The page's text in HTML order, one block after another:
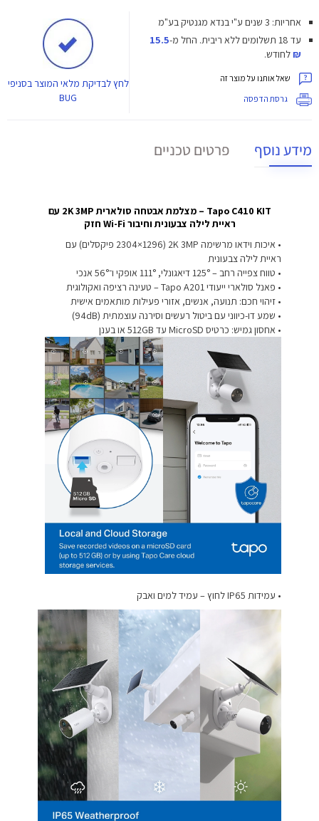
אחריות: 3 שנים ע"י בנדא מגנטיק בע"מ
עד 18 תשלומים ללא ריבית.
החל מ-15.5
₪לחודש.
שאל אותנו על מוצר זה
גרסת הדפסה
לחץלבדיקת מלאי המוצר בסניפי
BUG
מידע נוסף פרטים טכניים
Tapo C410 KIT – מצלמת אבטחה סולארית 2K 3MP עם
ראיית לילה צבעונית וחיבור Wi-Fi חזק
• איכות וידאו מרשימה 2K 3MP (2304×1296 פיקסלים) עם
ראיית לילה צבעונית
• טווח צפייה רחב – 125° דיאגונלי, 111° אופקי ו־56° אנכי
• פאנל סולארי ייעודי Tapo A201 – טעינה רציפה ואקולוגית
• זיהוי חכם: תנועה, אנשים, אזורי פעילות מותאמים אישית
• שמע דו-כיווני עם ביטול רעשים וסירנה עוצמתית (94dB)
• אחסון גמיש: כרטיס MicroSD עד 512GB או בענן
• עמידות IP65 לחוץ – עמיד למים ואבק